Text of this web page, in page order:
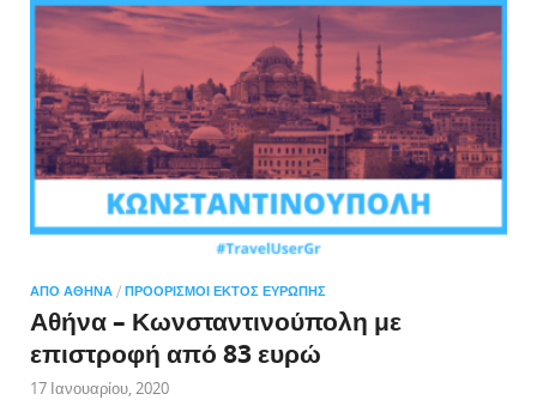
ΑΠΌ ΑΘΉΝΑ / ΠΡΟΟΡΙΣΜΟΊ ΕΚΤΌΣ ΕΥΡΏΠΗΣ
Αθήνα – Κωνσταντινούπολη με
επιστροφή από 83 ευρώ
17 Ιανουαρίου, 2020